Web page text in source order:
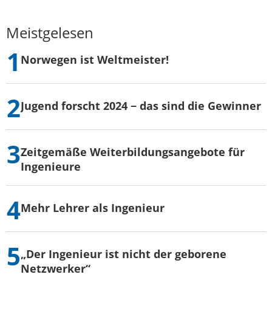
Meistgelesen
Norwegen ist Weltmeister!
Jugend forscht 2024 − das sind die Gewinner
Zeitgemäße Weiterbildungsangebote für
Ingenieure
Mehr Lehrer als Ingenieur
„Der Ingenieur ist nicht der geborene
Netzwerker“